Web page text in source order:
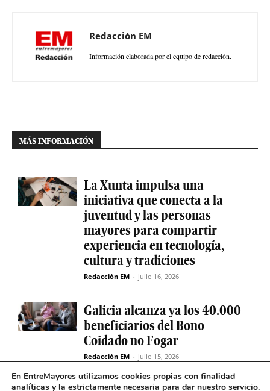
Redacción EM
Información elaborada por el equipo de redacción.
MÁS INFORMACIÓN
La Xunta impulsa una
iniciativa que conecta a la
juventud y las personas
mayores para compartir
experiencia en tecnología,
cultura y tradiciones
Redacción EM - julio 16, 2026
Galicia alcanza ya los 40.000
beneficiarios del Bono
Coidado no Fogar
Redacción EM - julio 15, 2026
En EntreMayores utilizamos cookies propias con finalidad
analíticas y la estrictamente necesaria para dar nuestro servicio.